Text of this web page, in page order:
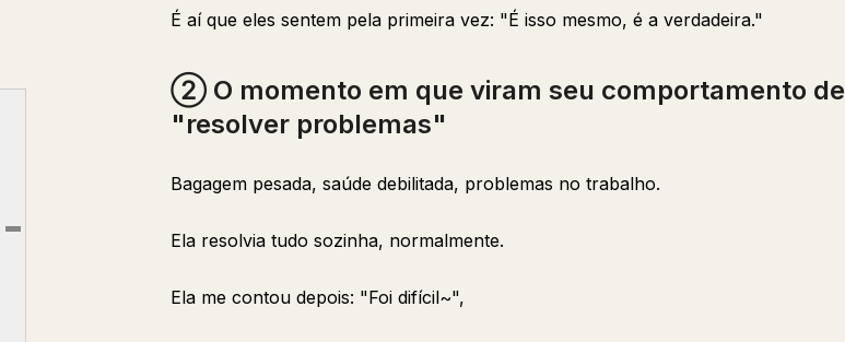
② O momento em que viram seu comportamento de "resolver problemas"
É aí que eles sentem pela primeira vez: "É isso mesmo, é a verdadeira."
② O momento em que viram seu comportamento de
"resolver problemas"
Bagagem pesada, saúde debilitada, problemas no trabalho.
Ela resolvia tudo sozinha, normalmente.
Ela me contou depois: "Foi difícil~",